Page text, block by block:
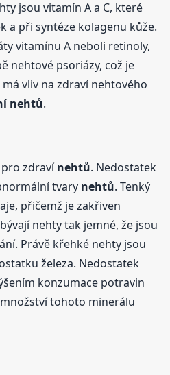
jsou vitamín A a C, které
a při syntéze kolagenu kůže.
vitamínu A neboli retinoly,
nehtové psoriázy, což je
vliv na zdraví nehtového
nehtů.
pro zdravínehtů. Nedostatek
tvary nehtů. Tenký
přičemž je zakřiven
nehty tak jemné, že jsou
Právě křehké nehty jsou
železa. Nedostatek
konzumace potravin
tohoto minerálu